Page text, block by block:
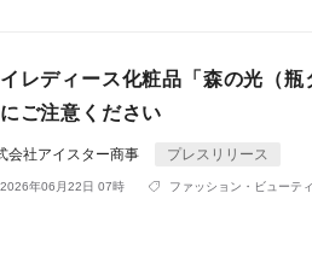
レディース化粧品「森の光（
ご注意ください
会社アイスター商事 プレスリリース
2026年06月22日 07時 ファッション・ビューテ